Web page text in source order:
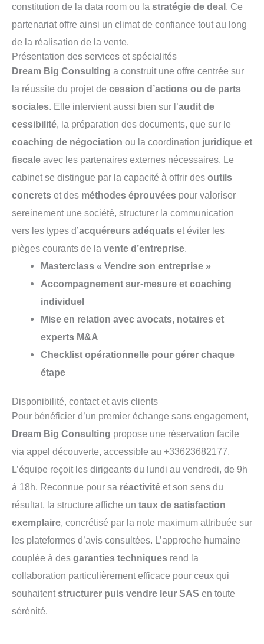
constitution de la data room ou la stratégie de deal. Ce
partenariat offre ainsi un climat de confiance tout au long
de la réalisation de la vente.
Présentation des services et spécialités
Dream Big Consulting a construit une offre centrée sur
la réussite du projet de cession d’actions ou de parts
sociales. Elle intervient aussi bien sur l’audit de
cessibilité, la préparation des documents, que sur le
coaching de négociation ou la coordination juridique et
fiscale avec les partenaires externes nécessaires. Le
cabinet se distingue par la capacité à offrir des outils
concrets et des méthodes éprouvées pour valoriser
sereinement une société, structurer la communication
vers les types d’acquéreurs adéquats et éviter les
pièges courants de la vente d’entreprise.
Masterclass « Vendre son entreprise »
Accompagnement sur-mesure et coaching
individuel
Mise en relation avec avocats, notaires et
experts M&A
Checklist opérationnelle pour gérer chaque
étape
Disponibilité, contact et avis clients
Pour bénéficier d’un premier échange sans engagement,
Dream Big Consulting propose une réservation facile
via appel découverte, accessible au +33623682177.
L’équipe reçoit les dirigeants du lundi au vendredi, de 9h
à 18h. Reconnue pour sa réactivité et son sens du
résultat, la structure affiche un taux de satisfaction
exemplaire, concrétisé par la note maximum attribuée sur
les plateformes d’avis consultées. L’approche humaine
couplée à des garanties techniques rend la
collaboration particulièrement efficace pour ceux qui
souhaitentstructurer puis vendre leur SAS en toute
sérénité.